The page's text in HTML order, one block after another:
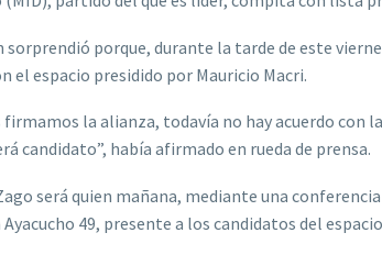
sorprendió porque, durante la tarde de este
el espacio presidido por Mauricio Macri.
la alianza, todavía no hay acuerdo con
candidato”, había afirmado en rueda de prensa.
será quien mañana, mediante una
Ayacucho 49, presente a los candidatos del